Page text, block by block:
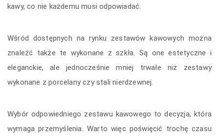
kawy, co nie każdemu musi odpowiadać.
Wśród dostępnych na rynku zestawów kawowych można
znaleźć także te wykonane z szkła. Są one estetyczne i
eleganckie, ale jednocześnie mniej trwałe niż zestawy
wykonane z porcelany czy stali nierdzewnej.
Wybór odpowiedniego zestawu kawowego to decyzja, która
wymaga przemyślenia. Warto więc poświęcić trochę czasu